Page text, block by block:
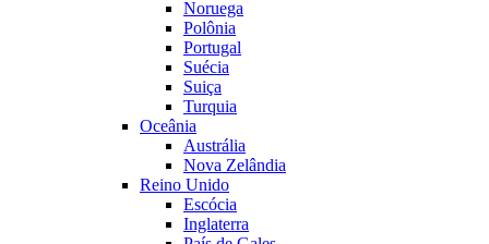
Noruega
Polônia
Portugal
Suécia
Suiça
Turquia
Oceânia
Austrália
Nova Zelândia
Reino Unido
Escócia
Inglaterra